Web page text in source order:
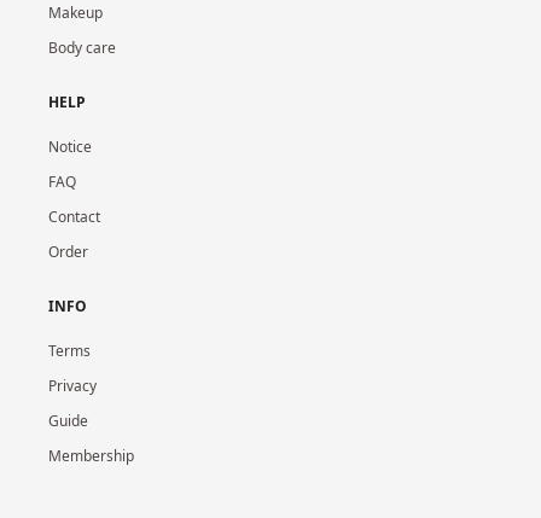
Makeup
Body care
HELP
Notice
FAQ
Contact
Order
INFO
Terms
Privacy
Guide
Membership